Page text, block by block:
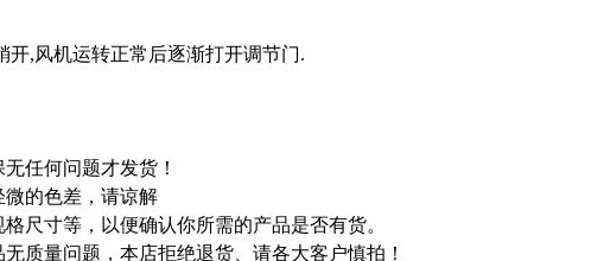
开,风机运转正常后逐渐打开调节门.
任何问题才发货！
微的色差，请谅解
尺寸等，以便确认你所需的产品是否有货。
质量问题，本店拒绝退货、请各大客户慎拍！